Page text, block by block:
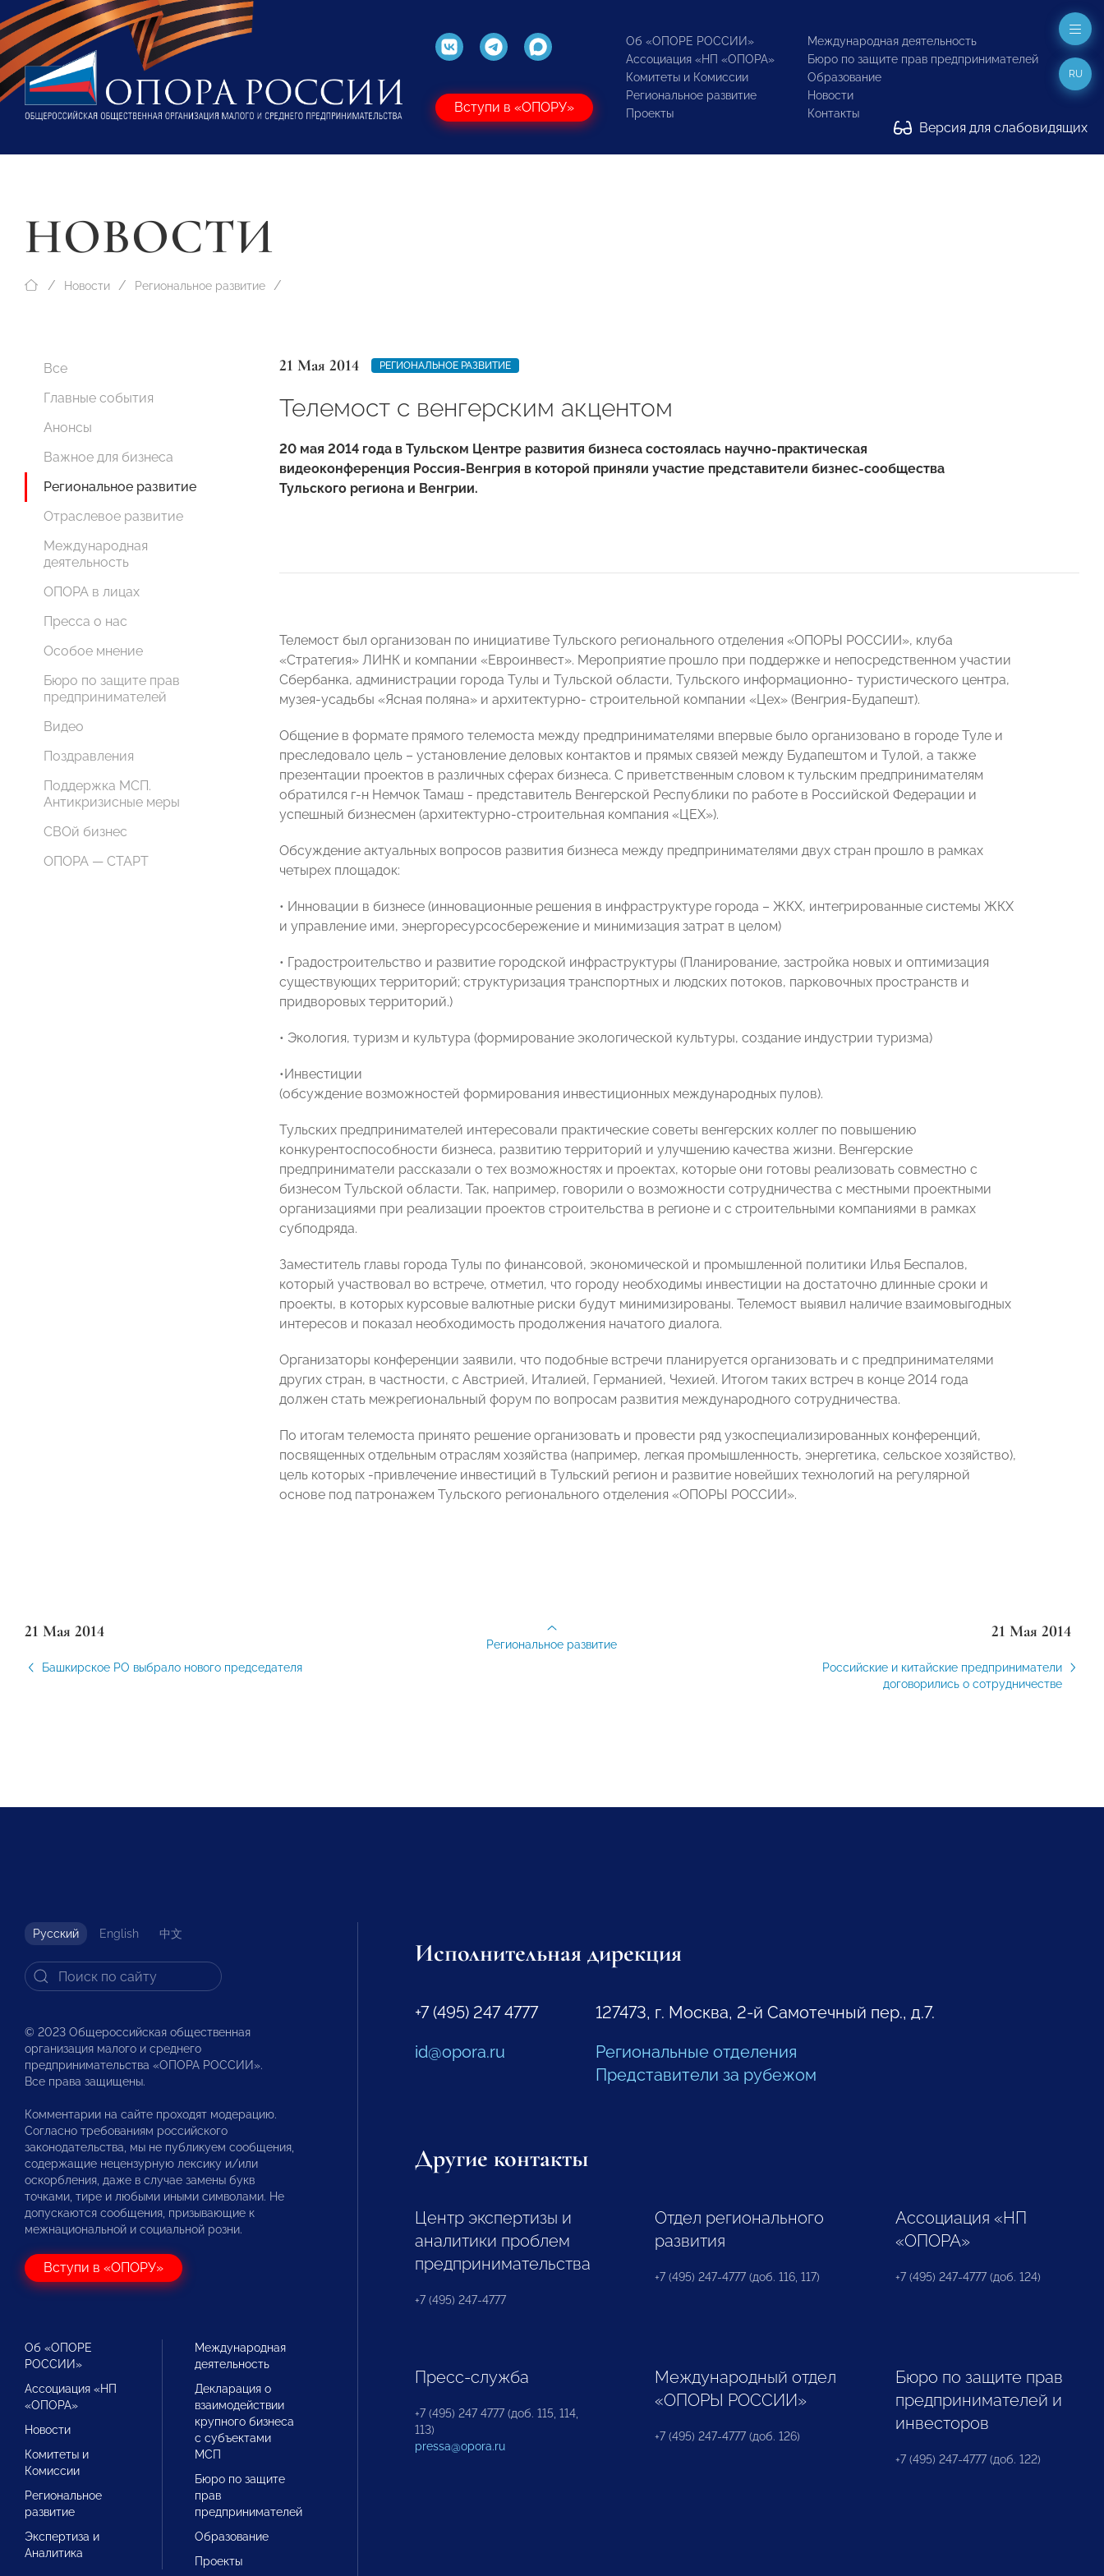
Вступи в «ОПОРУ»
Об «ОПОРЕ РОССИИ»
Ассоциация «НП «ОПОРА»
Комитеты и Комиссии
Региональное развитие
Проекты
Международная деятельность
Бюро по защите прав предпринимателей
Образование
Новости
Контакты
Версия для слабовидящих
RU
НОВОСТИ
Новости Региональное развитие
Все
Главные события
Анонсы
Важное для бизнеса
Региональное развитие
Отраслевое развитие
Международная
деятельность
ОПОРА в лицах
Пресса о нас
Особое мнение
Бюро по защите прав
предпринимателей
Видео
Поздравления
Поддержка МСП.
Антикризисные меры
СВОй бизнес
ОПОРА — СТАРТ
21 Мая 2014 РЕГИОНАЛЬНОЕ РАЗВИТИЕ
Телемост с венгерским акцентом
20 мая 2014 года в Тульском Центре развития бизнеса состоялась научно-практическая
видеоконференция Россия-Венгрия в которой приняли участие представители бизнес-сообщества
Тульского региона и Венгрии.
Телемост был организован по инициативе Тульского регионального отделения «ОПОРЫ РОССИИ», клуба
«Стратегия» ЛИНК и компании «Евроинвест». Мероприятие прошло при поддержке и непосредственном участии
Сбербанка, администрации города Тулы и Тульской области, Тульского информационно- туристического центра,
музея-усадьбы «Ясная поляна» и архитектурно- строительной компании «Цех» (Венгрия-Будапешт).
Общение в формате прямого телемоста между предпринимателями впервые было организовано в городе Туле и
преследовало цель – установление деловых контактов и прямых связей между Будапештом и Тулой, а также
презентации проектов в различных сферах бизнеса. С приветственным словом к тульским предпринимателям
обратился г-н Немчок Тамаш - представитель Венгерской Республики по работе в Российской Федерации и
успешный бизнесмен (архитектурно-строительная компания «ЦЕХ»).
Обсуждение актуальных вопросов развития бизнеса между предпринимателями двух стран прошло в рамках
четырех площадок:
• Инновации в бизнесе (инновационные решения в инфраструктуре города – ЖКХ, интегрированные системы ЖКХ
и управление ими, энергоресурсосбережение и минимизация затрат в целом)
• Градостроительство и развитие городской инфраструктуры (Планирование, застройка новых и оптимизация
существующих территорий; структуризация транспортных и людских потоков, парковочных пространств и
придворовых территорий.)
• Экология, туризм и культура (формирование экологической культуры, создание индустрии туризма)
•Инвестиции
(обсуждение возможностей формирования инвестиционных международных пулов).
Тульских предпринимателей интересовали практические советы венгерских коллег по повышению
конкурентоспособности бизнеса, развитию территорий и улучшению качества жизни. Венгерские
предприниматели рассказали о тех возможностях и проектах, которые они готовы реализовать совместно с
бизнесом Тульской области. Так, например, говорили о возможности сотрудничества с местными проектными
организациями при реализации проектов строительства в регионе и с строительными компаниями в рамках
субподряда.
Заместитель главы города Тулы по финансовой, экономической и промышленной политики Илья Беспалов,
который участвовал во встрече, отметил, что городу необходимы инвестиции на достаточно длинные сроки и
проекты, в которых курсовые валютные риски будут минимизированы. Телемост выявил наличие взаимовыгодных
интересов и показал необходимость продолжения начатого диалога.
Организаторы конференции заявили, что подобные встречи планируется организовать и с предпринимателями
других стран, в частности, с Австрией, Италией, Германией, Чехией. Итогом таких встреч в конце 2014 года
должен стать межрегиональный форум по вопросам развития международного сотрудничества.
По итогам телемоста принято решение организовать и провести ряд узкоспециализированных конференций,
посвященных отдельным отраслям хозяйства (например, легкая промышленность, энергетика, сельское хозяйство),
цель которых -привлечение инвестиций в Тульский регион и развитие новейших технологий на регулярной
основе под патронажем Тульского регионального отделения «ОПОРЫ РОССИИ».
21 Мая 2014
Башкирское РО выбрало нового председателя
21 Мая 2014
Российские и китайские предприниматели
договорились о сотрудничестве
Региональное развитие
Русский English 中文
© 2023 Общероссийская общественная
организация малого и среднего
предпринимательства «ОПОРА РОССИИ».
Все права защищены.
Комментарии на сайте проходят модерацию.
Согласно требованиям российского
законодательства, мы не публикуем сообщения,
содержащие нецензурную лексику и/или
оскорбления, даже в случае замены букв
точками, тире и любыми иными символами. Не
допускаются сообщения, призывающие к
межнациональной и социальной розни.
Вступи в «ОПОРУ»
Об «ОПОРЕ
РОССИИ»
Ассоциация «НП
«ОПОРА»
Новости
Комитеты и
Комиссии
Региональное
развитие
Экспертиза и
Аналитика
Международная
деятельность
Декларация о
взаимодействии
крупного бизнеса
с субъектами
МСП
Бюро по защите
прав
предпринимателей
Образование
Проекты
Исполнительная дирекция
+7 (495) 247 4777
id@opora.ru
127473, г. Москва, 2-й Самотечный пер., д.7.
Региональные отделения
Представители за рубежом
Другие контакты
Центр экспертизы и
аналитики проблем
предпринимательства
+7 (495) 247-4777
Отдел регионального
развития
+7 (495) 247-4777 (доб. 116, 117)
Ассоциация «НП
«ОПОРА»
+7 (495) 247-4777 (доб. 124)
Пресс-служба
+7 (495) 247 4777 (доб. 115, 114,
113)
pressa@opora.ru
Международный отдел
«ОПОРЫ РОССИИ»
+7 (495) 247-4777 (доб. 126)
Бюро по защите прав
предпринимателей и
инвесторов
+7 (495) 247-4777 (доб. 122)